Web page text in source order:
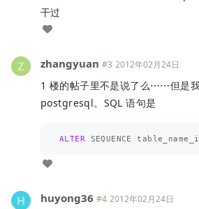
干过
zhangyuan #3 2012年02月24日
1 楼的帖子里不是说了么⋯⋯但是
postgresql。SQL 语句是
ALTER SEQUENCE
huyong36 #4 2012年02月24日